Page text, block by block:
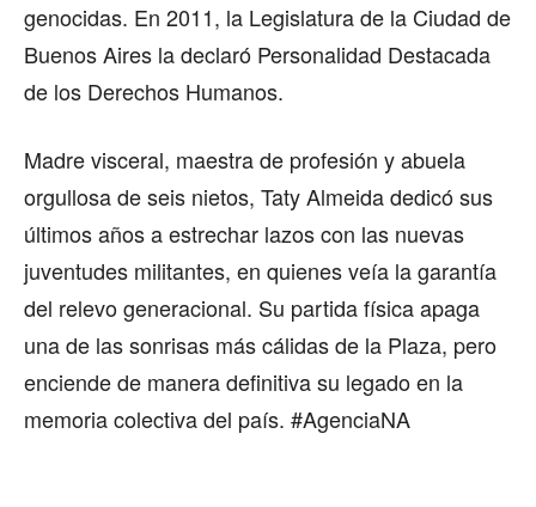
genocidas. En 2011, la Legislatura de la Ciudad de
Buenos Aires la declaró Personalidad Destacada
de los Derechos Humanos.
Madre visceral, maestra de profesión y abuela
orgullosa de seis nietos, Taty Almeida dedicó sus
últimos años a estrechar lazos con las nuevas
juventudes militantes, en quienes veía la garantía
del relevo generacional. Su partida física apaga
una de las sonrisas más cálidas de la Plaza, pero
enciende de manera definitiva su legado en la
memoria colectiva del país. #AgenciaNA